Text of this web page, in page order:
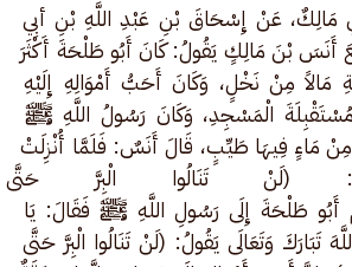
مَالِكٌ، عَنْ إِسْحَاقَ بْنِ عَبْدِ اللَّهِ بْنِ أبِي
بْنَ مَالِكٍ يَقُولُ: كَانَ أَبُو طَلْحَةَ أَكْثَرَ
مَالاً مِنْ نَخْلٍ، وَكَانَ أَحَبُّ أَمْوَالِهِ إِلَيْهِ
مُسْتَقْبِلَةَ الْمَسْجِدِ، وَكَانَ رَسُولُ اللَّهِ ﷺ
مَاءٍ فِيهَا طَيِّبٍ، قَالَ أَنَسٌ: فَلَمَّا أُنْزِلَتْ
(لَنْ تَنَالُوا الْبِرَّ
قَامَ أَبُو طَلْحَةَ إِلَى رَسُولِ اللَّهِ ﷺ فَقَالَ: يَا
تَبَارَكَ وَتَعَالَى يَقُولُ: (لَنْ تَنَالُوا الْبِرَّ حَتَّى